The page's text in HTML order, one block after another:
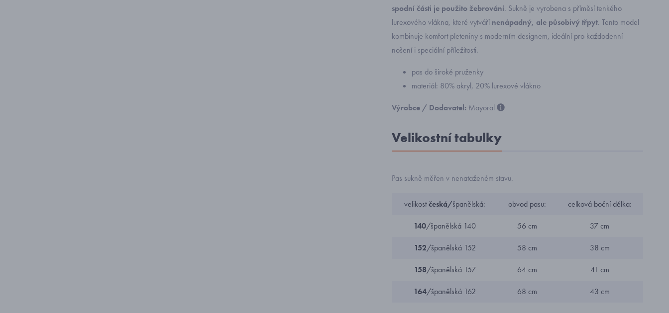
spodní části je použito žebrování. Sukně je vyrobena s příměsí tenkého
lurexového vlákna, které vytváří nenápadný, ale působivý třpyt. Tento model
kombinuje komfort pleteniny s moderním designem, ideální pro každodenní
nošení i speciální příležitosti.
pas do široké pruženky
materiál: 80% akryl, 20% lurexové vlákno
Výrobce / Dodavatel: Mayoral
Velikostní tabulky
Pas sukně měřen v nenataženém stavu.
velikostčeská/španělská: obvod pasu: celková boční délka:
140/španělská 140 56 cm 37 cm
152/španělská 152 58 cm 38 cm
158/španělská 157 64 cm 41 cm
164/španělská 162 68 cm 43 cm